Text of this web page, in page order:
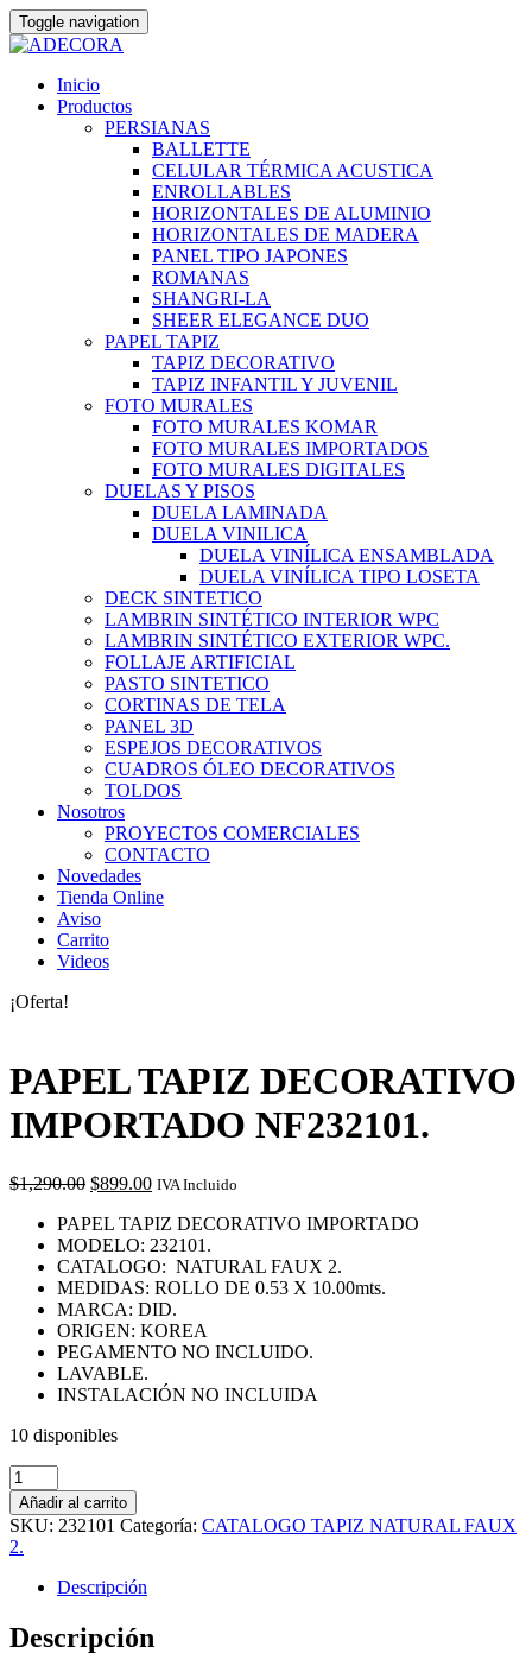
Toggle navigation
Skip
Inicio
Productos
PERSIANAS
BALLETTE
CELULAR TÉRMICA ACUSTICA
ENROLLABLES
HORIZONTALES DE ALUMINIO
HORIZONTALES DE MADERA
PANEL TIPO JAPONES
ROMANAS
SHANGRI-LA
SHEER ELEGANCE DUO
PAPEL TAPIZ
TAPIZ DECORATIVO
TAPIZ INFANTIL Y JUVENIL
FOTO MURALES
FOTO MURALES KOMAR
FOTO MURALES IMPORTADOS
FOTO MURALES DIGITALES
DUELAS Y PISOS
DUELA LAMINADA
DUELA VINILICA
DUELA VINÍLICA ENSAMBLADA
DUELA VINÍLICA TIPO LOSETA
DECK SINTETICO
LAMBRIN SINTÉTICO INTERIOR WPC
LAMBRIN SINTÉTICO EXTERIOR WPC.
FOLLAJE ARTIFICIAL
PASTO SINTETICO
CORTINAS DE TELA
PANEL 3D
ESPEJOS DECORATIVOS
CUADROS ÓLEO DECORATIVOS
TOLDOS
Nosotros
PROYECTOS COMERCIALES
CONTACTO
Novedades
Tienda Online
Aviso
Carrito
Videos
¡Oferta!
PAPEL TAPIZ DECORATIVO
IMPORTADO NF232101.
$1,290.00 Original
was:
$1,290.00.
$899.00Current
is:
$899.00.
IVA Incluido
PAPEL TAPIZ DECORATIVO IMPORTADO
MODELO: 232101.
CATALOGO: NATURAL FAUX 2.
MEDIDAS: ROLLO DE 0.53 X 10.00mts.
MARCA: DID.
ORIGEN: KOREA
PEGAMENTO NO INCLUIDO.
LAVABLE.
INSTALACIÓN NO INCLUIDA
10 disponibles
PAPEL
TAPIZ
DECORATIVO
IMPORTADO
NF232101.
cantidad
Añadir al carrito
SKU: 232101 Categoría: CATALOGO TAPIZ NATURAL FAUX
2.
Descripción
Descripción